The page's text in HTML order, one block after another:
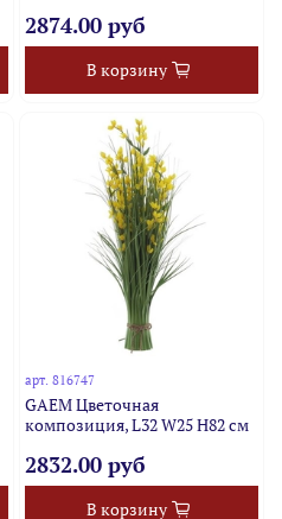
2874.00 руб
В корзину
арт. 816747
GAEM Цветочная
композиция, L32 W25 H82 см
2832.00 руб
В корзину